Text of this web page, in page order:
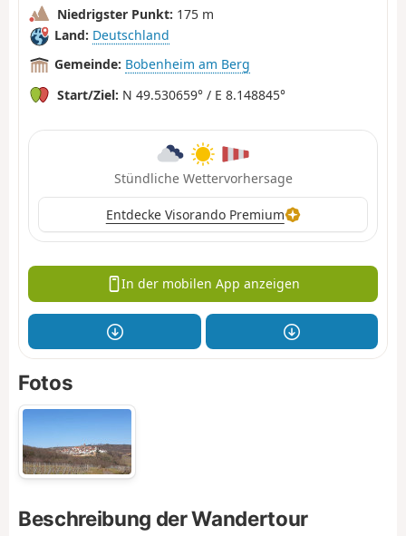
Niedrigster Punkt: 175 m
Land: Deutschland
Gemeinde: Bobenheim am Berg
Start/Ziel: N 49.530659° / E 8.148845°
Stündliche Wettervorhersage
Entdecke Visorando Premium
In der mobilen App anzeigen
Fotos
Beschreibung der Wandertour